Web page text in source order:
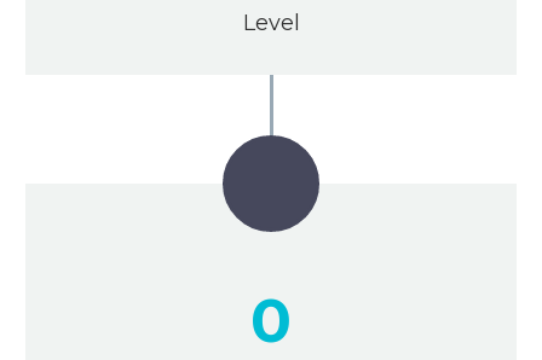
Level
0